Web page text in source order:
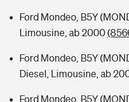
Ford Mondeo, B5Y
Limousine, ab 2000
Ford Mondeo, B5Y
Diesel, Limousine, ab
Ford Mondeo, B5Y